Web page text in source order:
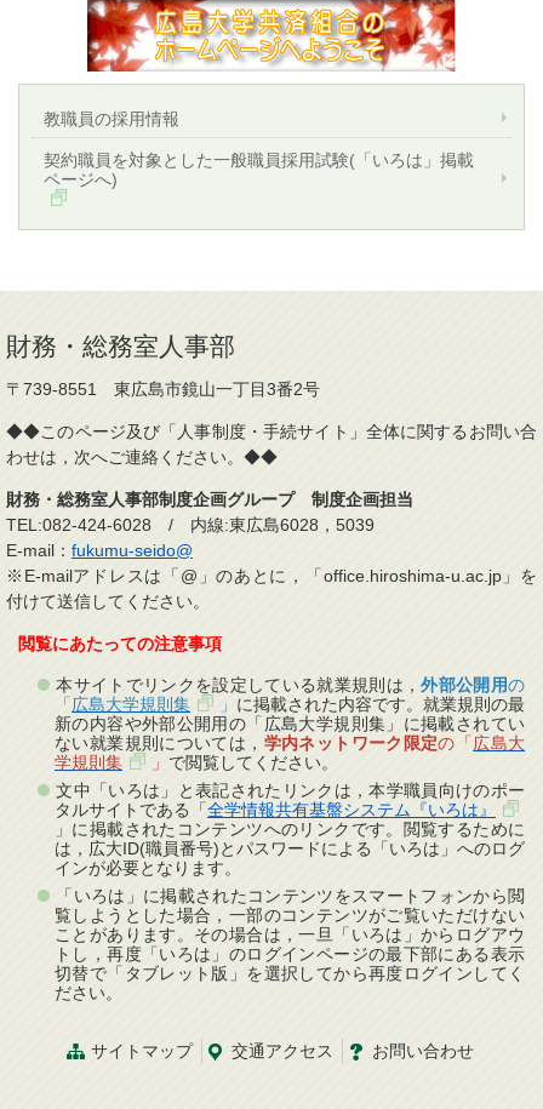
教職員の採用情報
契約職員を対象とした一般職員採用試験(「いろは」掲載
ページへ)
財務・総務室人事部
〒739-8551 東広島市鏡山一丁目3番2号
◆◆このページ及び「人事制度・手続サイト」全体に関するお問い合
わせは，次へご連絡ください。◆◆
財務・総務室人事部制度企画グループ 制度企画担当
TEL:082-424-6028 / 内線:東広島6028，5039
E-mail： fukumu-seido@
※E-mailアドレスは「@」のあとに，「office.hiroshima-u.ac.jp」を
付けて送信してください。
閲覧にあたっての注意事項
本サイトでリンクを設定している就業規則は，外部公開用の
「広島大学規則集 」 に掲載された内容です。就業規則の最
新の内容や外部公開用の「広島大学規則集」に掲載されてい
ない就業規則については， 学内ネットワーク限定の「広島大
学規則集
」 で閲覧してください。
文中「いろは」と表記されたリンクは，本学職員向けのポー
タルサイトである「全学情報共有基盤システム『いろは』
」に掲載されたコンテンツへのリンクです。閲覧するために
は，広大ID(職員番号)とパスワードによる「いろは」へのログ
インが必要となります。
「いろは」に掲載されたコンテンツをスマートフォンから閲
覧しようとした場合，一部のコンテンツがご覧いただけない
ことがあります。その場合は，一旦「いろは」からログアウ
トし，再度「いろは」のログインページの最下部にある表示
切替で「タブレット版」を選択してから再度ログインしてく
ださい。
サイトマップ 交通アクセス お問い合わせ